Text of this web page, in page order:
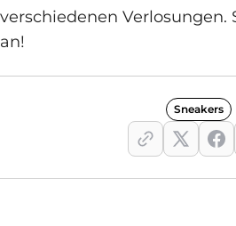
verschiedenen Verlosungen.
an!
Sneakers